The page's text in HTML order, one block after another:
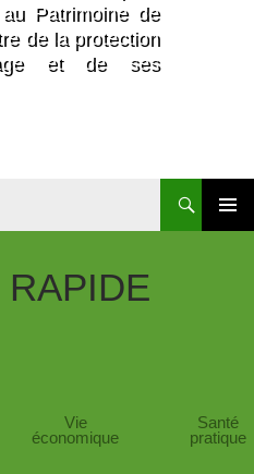
Patrimoine de
de la protection
et de ses
RAPIDE
Vie
économique
Santé
pratique